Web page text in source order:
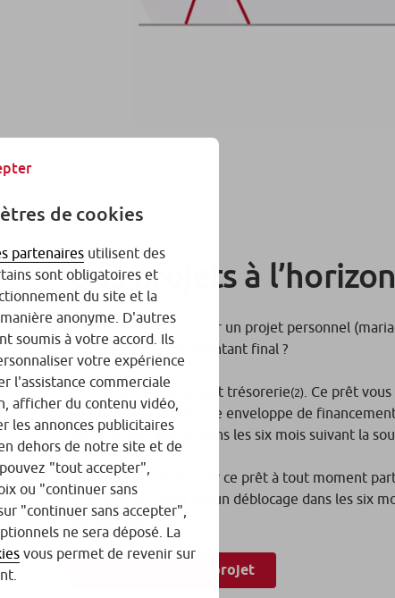
Des projets à
Votre souhaitez réaliser un projet personnel
connaissez pas son montant final ?
Choisissez le prêt projet trésorerie(2) . Ce prêt
approximativement une enveloppe de
000 € et de l’utiliser dans les six mois suivant la
Vous pouvez débloquer ce prêt à tout moment
Et si vous ne faites aucun déblocage dans les six
aucuns frais.
Découvrir le prêt projet
de cookies
partenaires utilisent des
sont obligatoires et
du site et la
anonyme. D'autres
soumis à votre accord. Ils
votre expérience
l'assistance commerciale
afficher du contenu vidéo,
les annonces publicitaires
dehors de notre site et de
"tout accepter",
ou "continuer sans
"continuer sans accepter",
ne sera déposé. La
vous permet de revenir sur